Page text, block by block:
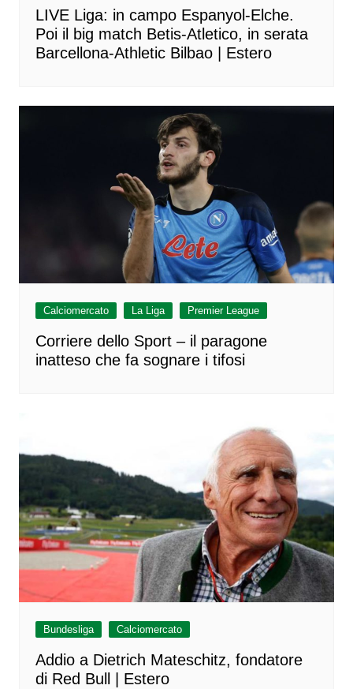
LIVE Liga: in campo Espanyol-Elche.
Poi il big match Betis-Atletico, in serata
Barcellona-Athletic Bilbao | Estero
Calciomercato La Liga Premier League
Corriere dello Sport – il paragone
inatteso che fa sognare i tifosi
Bundesliga Calciomercato
Addio a Dietrich Mateschitz, fondatore
di Red Bull | Estero